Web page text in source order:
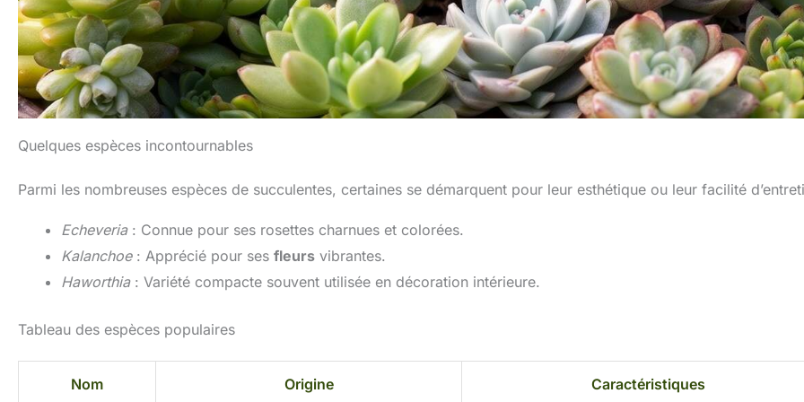
Quelques espèces incontournables
Parmi les nombreuses espèces de succulentes, certaines se démarquent pour leur esthétique ou leur facilité
Echeveria: Connue pour ses rosettes charnues et colorées.
Kalanchoe: Apprécié pour ses fleurs vibrantes.
Haworthia: Variété compacte souvent utilisée en décoration intérieure.
Tableau des espèces populaires
Nom Origine Caractéristiques